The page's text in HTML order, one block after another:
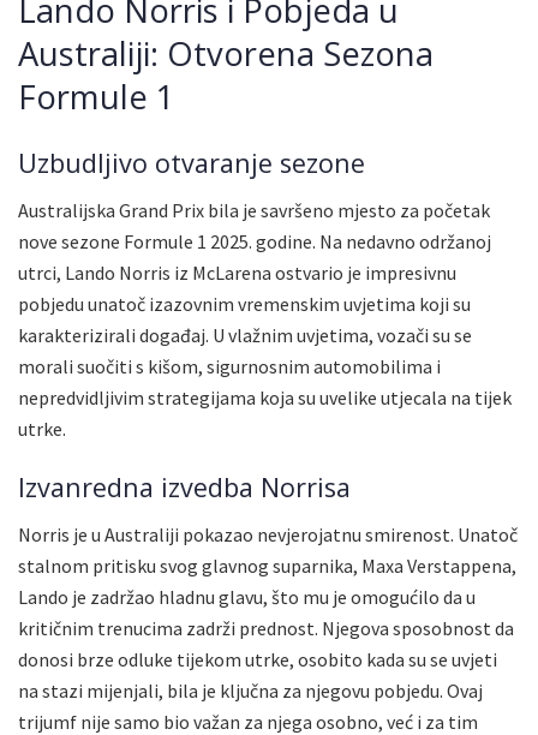
Lando Norris i Pobjeda u
Australiji: Otvorena Sezona
Formule 1
Uzbudljivo otvaranje sezone
Australijska Grand Prix bila je savršeno mjesto za početak
nove sezone Formule 1 2025. godine. Na nedavno održanoj
utrci, Lando Norris iz McLarena ostvario je impresivnu
pobjedu unatoč izazovnim vremenskim uvjetima koji su
karakterizirali događaj. U vlažnim uvjetima, vozači su se
morali suočiti s kišom, sigurnosnim automobilima i
nepredvidljivim strategijama koja su uvelike utjecala na tijek
utrke.
Izvanredna izvedba Norrisa
Norris je u Australiji pokazao nevjerojatnu smirenost. Unatoč
stalnom pritisku svog glavnog suparnika, Maxa Verstappena,
Lando je zadržao hladnu glavu, što mu je omogućilo da u
kritičnim trenucima zadrži prednost. Njegova sposobnost da
donosi brze odluke tijekom utrke, osobito kada su se uvjeti
na stazi mijenjali, bila je ključna za njegovu pobjedu. Ovaj
trijumf nije samo bio važan za njega osobno, već i za tim